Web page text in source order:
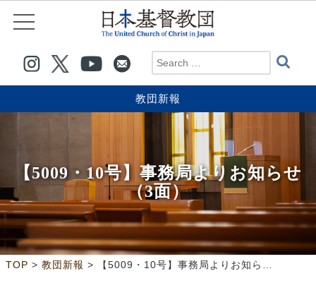
教団新報
【5009・10号】事務局よりお知らせ
（3面）
TOP > 教団新報 > 【5009・10号】事務局よりお知らせ（3面）